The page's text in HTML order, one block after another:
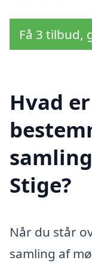
Få 3 tilbud,
Hvad
Stige?
Når du står
samling af